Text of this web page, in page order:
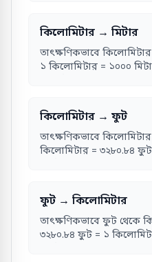
কিলোমিটার → মিটার
তাৎক্ষণিকভাবে
১ কিলোমিটার = ১০০০
কিলোমিটার → ফুট
তাৎক্ষণিকভাবে
কিলোমিটার = ৩২৮০.৮৪
ফুট → কিলোমিটার
তাৎক্ষণিকভাবে ফুট থেকে
৩২৮০.৮৪ ফুট = ১